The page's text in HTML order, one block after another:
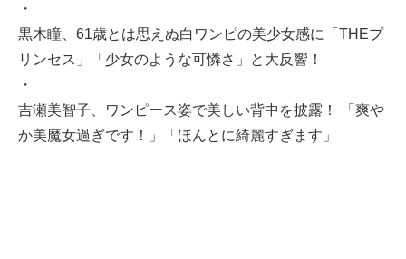
・
黒木瞳、61歳とは思えぬ白ワンピの美少女感に「THEプ
リンセス」「少女のような可憐さ」と大反響！
・
吉瀬美智子、ワンピース姿で美しい背中を披露！ 「爽や
か美魔女過ぎです！」「ほんとに綺麗すぎます」